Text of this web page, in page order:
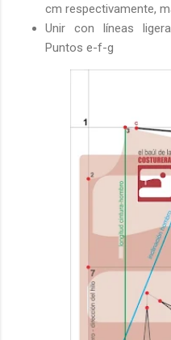
cm respectivamente,
Unir con líneas
Puntos e-f-g